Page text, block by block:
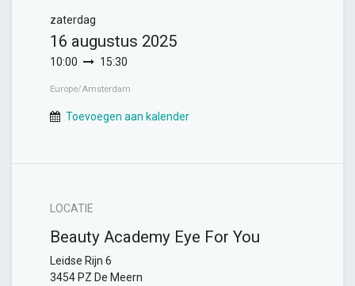
zaterdag
16 augustus 2025
10:00 15:30
Europe/Amsterdam
Toevoegen aan kalender
LOCATIE
Beauty Academy Eye For You
Leidse Rijn 6
3454 PZ De Meern